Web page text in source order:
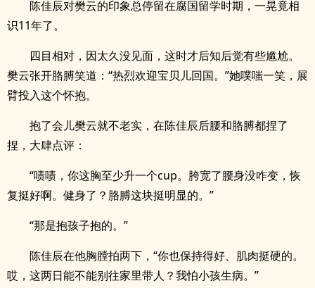
陈佳辰对樊云的印象总停留在腐国留学时期，一晃竟相
识11年了。
四目相对，因太久没见面，这时才后知后觉有些尴尬。
樊云张开胳膊笑道：“热烈欢迎宝贝儿回国。”她噗嗤一笑，展
臂投入这个怀抱。
抱了会儿樊云就不老实，在陈佳辰后腰和胳膊都捏了
捏，大肆点评：
“啧啧，你这胸至少升一个cup。胯宽了腰身没咋变，恢
复挺好啊。健身了？胳膊这块挺明显的。”
“那是抱孩子抱的。”
陈佳辰在他胸膛拍两下，“你也保持得好、肌肉挺硬的。
哎，这两日能不能别往家里带人？我怕小孩生病。”